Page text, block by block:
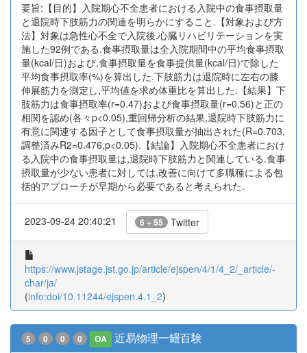
要旨:【目的】入院期心不全患者における入院中の食事摂取量
と退院時下肢筋力の関連を明らかにすること.【対象および方
法】対象は急性心不全で入院後,心臓リハビリテーションを実
施した92例である.食事摂取量は全入院期間中の平均食事摂取
量(kcal/日)および,食事摂取量を食事提供量(kcal/日)で除した
平均食事摂取率(%)を算出した.下肢筋力は退院時に左右の膝
伸展筋力を測定し,平均値を求め体重比を算出した.【結果】下
肢筋力は食事摂取率(r=0.47)および食事摂取量(r=0.56)と正の
相関を認め(各々p<0.05),重回帰分析の結果,退院時下肢筋力に
有意に関連する因子として食事摂取量が抽出された(R=0.703,
調整済みR2=0.476,p<0.05).【結論】入院期心不全患者におけ
る入院中の食事摂取量は,退院時下肢筋力と関連している.食事
摂取量が少ない患者に対しては,改善に向けて多職種による包
括的アプローチが早期から必要であると考えられた.
2023-09-24 20:40:21 6 + 55 Twitter
https://www.jstage.jst.go.jp/article/ejspen/4/1/4_2/_article/-
char/ja/
(info:doi/10.11244/ejspen.4.1_2)
5 0 0 0 OA 近易物理一罎百験